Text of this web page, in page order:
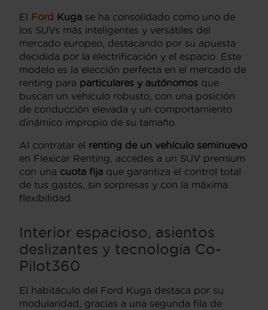
El Ford Kuga se ha consolidado como uno de
los SUVs más inteligentes y versátiles del
mercado europeo, destacando por su apuesta
decidida por la electrificación y el espacio. Este
modelo es la elección perfecta en el mercado de
renting para particulares y autónomos que
buscan un vehículo robusto, con una posición
de conducción elevada y un comportamiento
dinámico impropio de su tamaño.
Al contratar el renting de un vehículo seminuevo
en Flexicar Renting, accedes a un SUV premium
con una cuota fija que garantiza el control total
de tus gastos, sin sorpresas y con la máxima
flexibilidad.
Interior espacioso, asientos
deslizantes y tecnología Co-
Pilot360
El habitáculo del Ford Kuga destaca por su
modularidad, gracias a una segunda fila de